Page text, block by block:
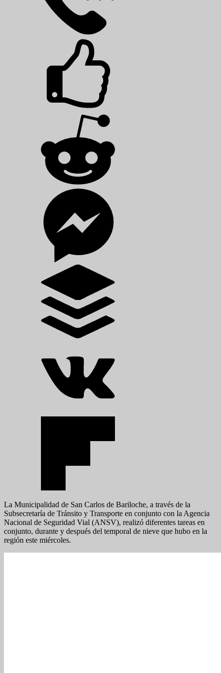
La Municipalidad de San Carlos de Bariloche, a través de la
Subsecretaría de Tránsito y Transporte en conjunto con la Agencia
Nacional de Seguridad Vial (ANSV), realizó diferentes tareas en
conjunto, durante y después del temporal de nieve que hubo en la
región este miércoles.